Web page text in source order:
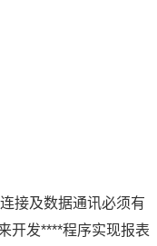
接及数据通讯必须有
开发****程序实现报表